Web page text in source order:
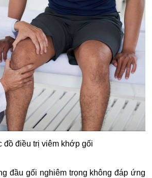
đồ điều trị viêm khớp gối
đầu gối nghiêm trọng không đáp ứng